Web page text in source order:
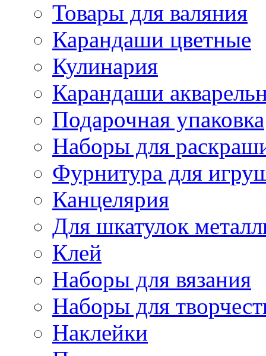
Товары для валяния
Карандаши цветные
Кулинария
Карандаши
Подарочная упаковка
Наборы для
Фурнитура для
Канцелярия
Для шкатулок
Клей
Наборы для вязания
Наборы для
Наклейки